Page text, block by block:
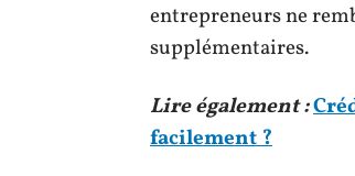
entrepreneurs ne
supplémentaires.
Lire également :
facilement ?